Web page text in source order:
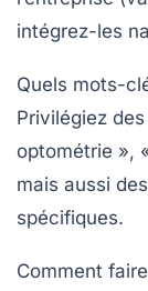
intégrez-les
Quels mots-
Privilégiez
optométrie »,
mais aussi
spécifiques.
Comment